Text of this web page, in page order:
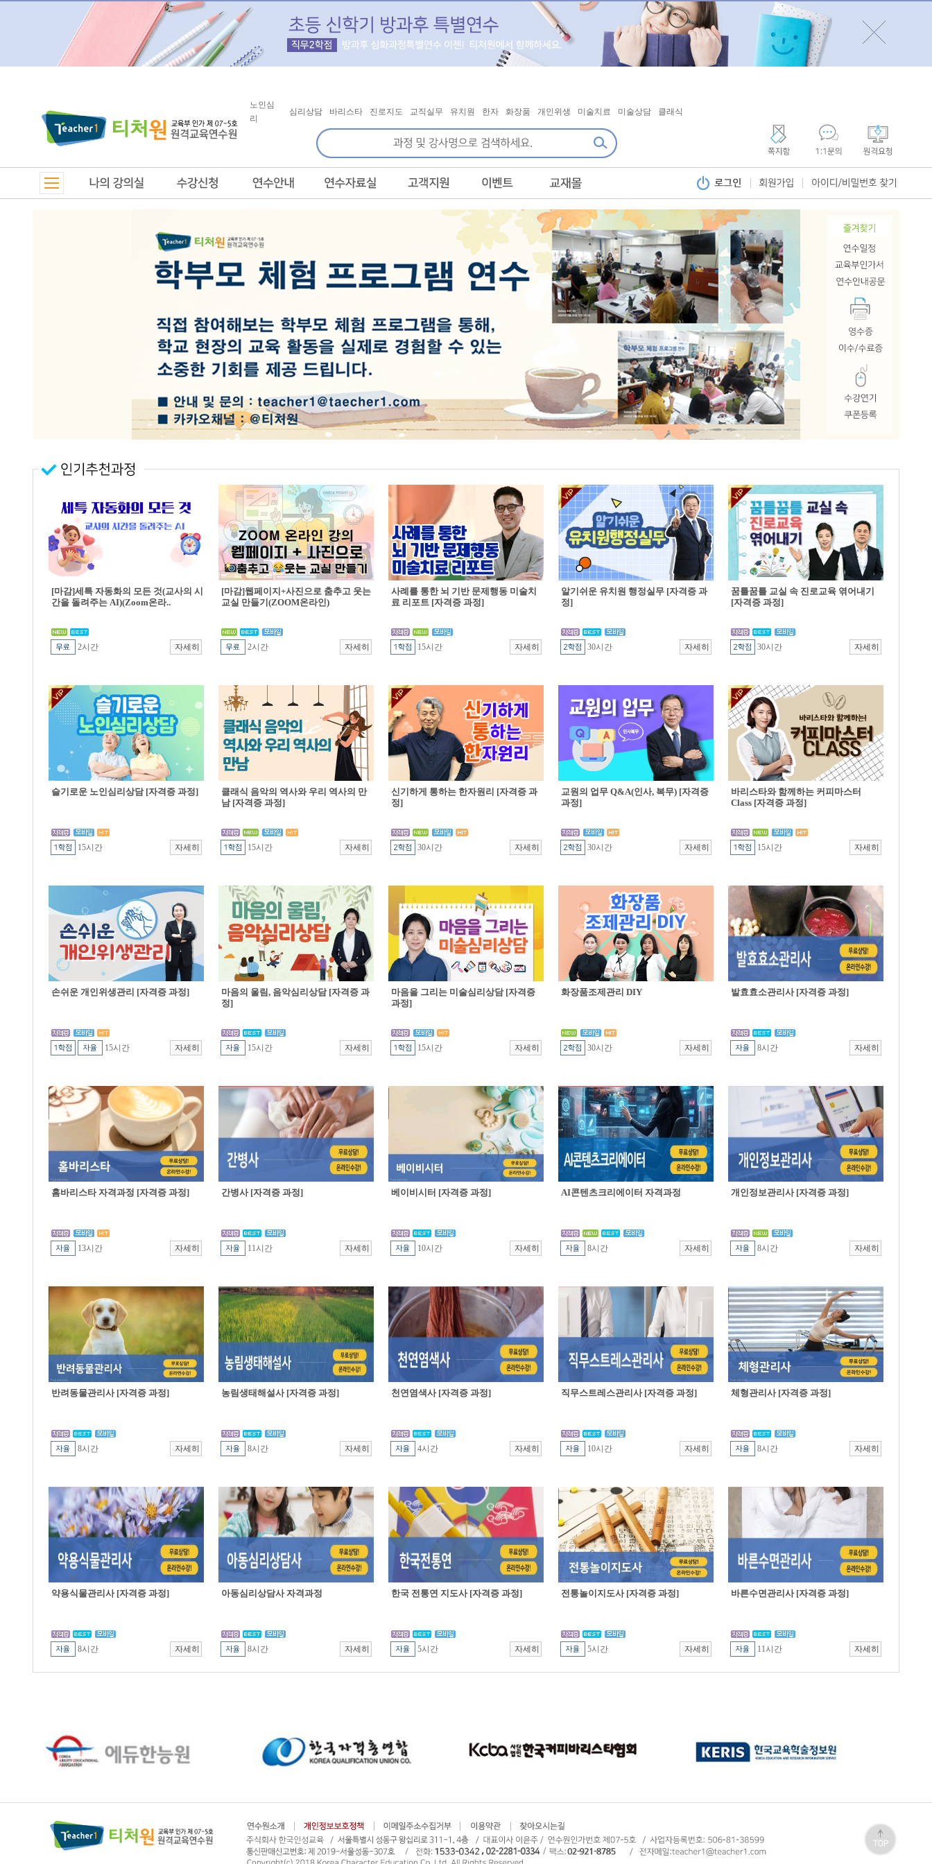
노인심
리
심리상담 바리스타 진로지도 교직실무 유치원 한자 화장품 개인위생 미술치료 미술상담 클래식
[마감]세특 자동화의 모든 것(교사의 시
간을 돌려주는 AI)(Zoom온라..
2시간
[마감]웹페이지+사진으로 춤추고 웃는
교실 만들기(ZOOM온라인)
2시간
사례를 통한 뇌 기반 문제행동 미술치
료 리포트 [자격증 과정]
15시간
알기쉬운 유치원 행정실무 [자격증 과
정]
30시간
꿈틀꿈틀 교실 속 진로교육 엮어내기
[자격증 과정]
30시간
슬기로운 노인심리상담 [자격증 과정]
15시간
클래식 음악의 역사와 우리 역사의 만
남 [자격증 과정]
15시간
신기하게 통하는 한자원리 [자격증 과
정]
30시간
교원의 업무 Q&A(인사, 복무) [자격증
과정]
30시간
바리스타와 함께하는 커피마스터
Class [자격증 과정]
15시간
손쉬운 개인위생관리 [자격증 과정]
15시간
마음의 울림, 음악심리상담 [자격증 과
정]
15시간
마음을 그리는 미술심리상담 [자격증
과정]
15시간
화장품조제관리 DIY
30시간
발효효소관리사 [자격증 과정]
8시간
홈바리스타 자격과정 [자격증 과정]
13시간
간병사 [자격증 과정]
11시간
베이비시터 [자격증 과정]
10시간
AI콘텐츠크리에이터 자격과정
8시간
개인정보관리사 [자격증 과정]
8시간
반려동물관리사 [자격증 과정]
8시간
농림생태해설사 [자격증 과정]
8시간
천연염색사 [자격증 과정]
4시간
직무스트레스관리사 [자격증 과정]
10시간
체형관리사 [자격증 과정]
8시간
약용식물관리사 [자격증 과정]
8시간
아동심리상담사 자격과정
8시간
한국 전통연 지도사 [자격증 과정]
5시간
전통놀이지도사 [자격증 과정]
5시간
바른수면관리사 [자격증 과정]
11시간